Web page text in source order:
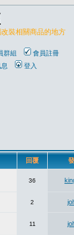
裝相關商品的地方
群組
會員註冊
登入
回覆
36
2
11